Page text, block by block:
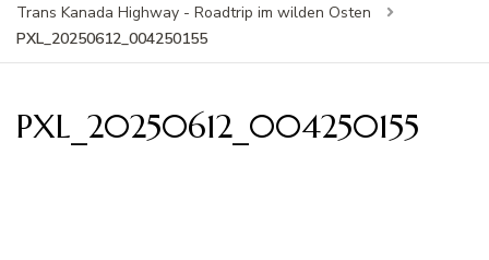
Trans Kanada Highway - Roadtrip im wilden Osten
PXL_20250612_004250155
PXL_20250612_004250155